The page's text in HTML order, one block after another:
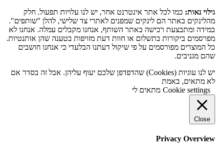
גילוי נאות: כמו לכל אתר אינטרנט אחר, יש לנו עלויות תפעול. חלק
מהלינקים באתר הם לינקים שמפנים לאתרי צד שלישי, להלן "שותפים".
במידה ומתבצעת רכישה באתר השותף, אנחנו מקבלים עמלה. אנחנו לא
מפרסמים ביקורות בתשלום או חוות דעת מזויפות בטענה שהן אותנטיות.
כל המוצרים מפורסמים על פי שיקול דעתנו הבלעדי כי אנחנו חושבים
שהם מגניבים.
יש לנו עוגיות (Cookies) שהדפדפן שלכם יעוף עליהן. אבל זה בסדר אם
לא מתאים, באמת
Cookie settings מתאים לי
Close
Privacy Overview